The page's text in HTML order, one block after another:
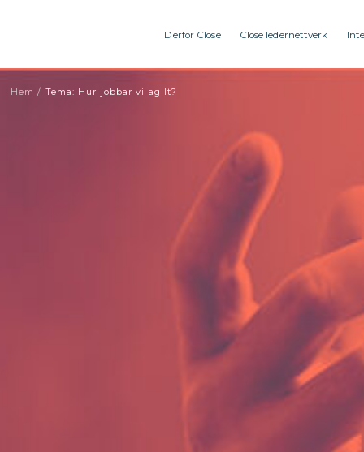
Derfor Close Close ledernettverk
Hem / Tema: Hur jobbar vi agilt?